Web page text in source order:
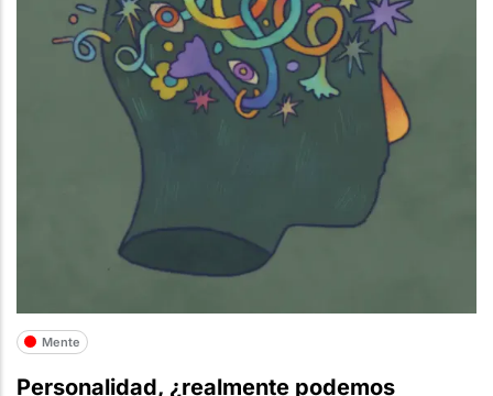
Mente
Personalidad, ¿realmente podemos